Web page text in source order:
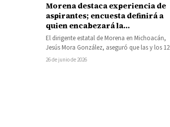
Morena destaca experiencia de
aspirantes; encuesta definirá a
quien encabezará la
Transformación en Michoacán
El dirigente estatal de Morena en Michoacán,
Jesús Mora González, aseguró que las y los 12
perfiles registrados para participar…
26 de junio de 2026